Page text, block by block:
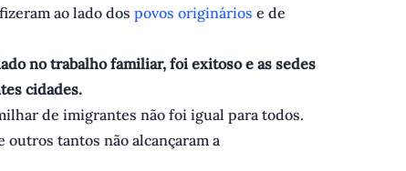
ao lado dos povos originários e de
no trabalho familiar, foi exitoso e as sedes
cidades.
de imigrantes não foi igual para todos.
outros tantos não alcançaram a